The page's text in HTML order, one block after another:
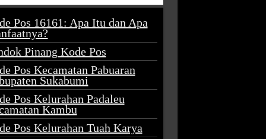
Pos 16161: Apa Itu dan Apa
Pinang Kode Pos
Pos Kecamatan Pabuaran
Sukabumi
Pos Kelurahan Padaleu
Kambu
Pos Kelurahan Tuah Karya